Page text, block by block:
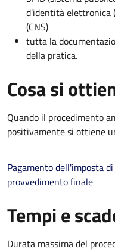
d’identità elettronica
(CNS)
tutta la
della pratica.
Cosa si
Quando il procedimento
positivamente si ottiene
Pagamento dell'imposta
provvedimento finale
Tempi e
Durata massima del